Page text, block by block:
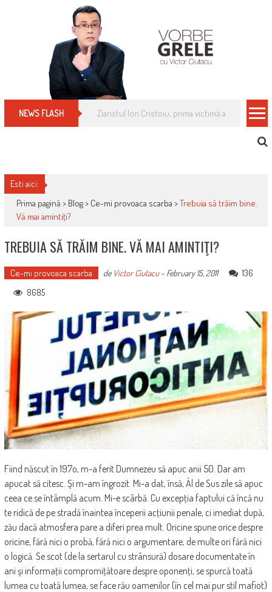
NEWS FLASH Cum îți schimbi, rapid, gratuit și eficient,
Esti aici:
Prima pagină > Blog> Ce-mi provoaca scarba >Trebuia să trăim bine.
Vă mai amintiţi?
TREBUIA SĂ TRĂIM BINE. VĂ MAI AMINTIŢI?
Ce-mi provoaca scarba de Victor Ciutacu- February 15, 2011
136
8685
Fiind născut în 197o, m-a ferit Dumnezeu să apuc anii 50. Dar am
apucat să citesc. Şi m-am îngrozit. Mi-a dat, însă, Ăl de Sus zile să apuc
ceea ce se întâmplă acum. Mi-e scârbă. Cu excepţia faptului că încă nu
te ridică de pe stradă înaintea începerii acţiunii penale, ci imediat după,
zău dacă atmosfera pare a diferi prea mult. Oricine spune orice despre
oricine, fără nici o probă, fără nici o argumentare, de multe ori fără nici
o logică. Se scot (de la sertarul cu strânsură) dosare documentate în
ani şi informaţii compromiţătoare despre oponenţi, se spurcă toată
lumea cu toată lumea, se face rău oamenilor (în cel mai pur stil mafiot)